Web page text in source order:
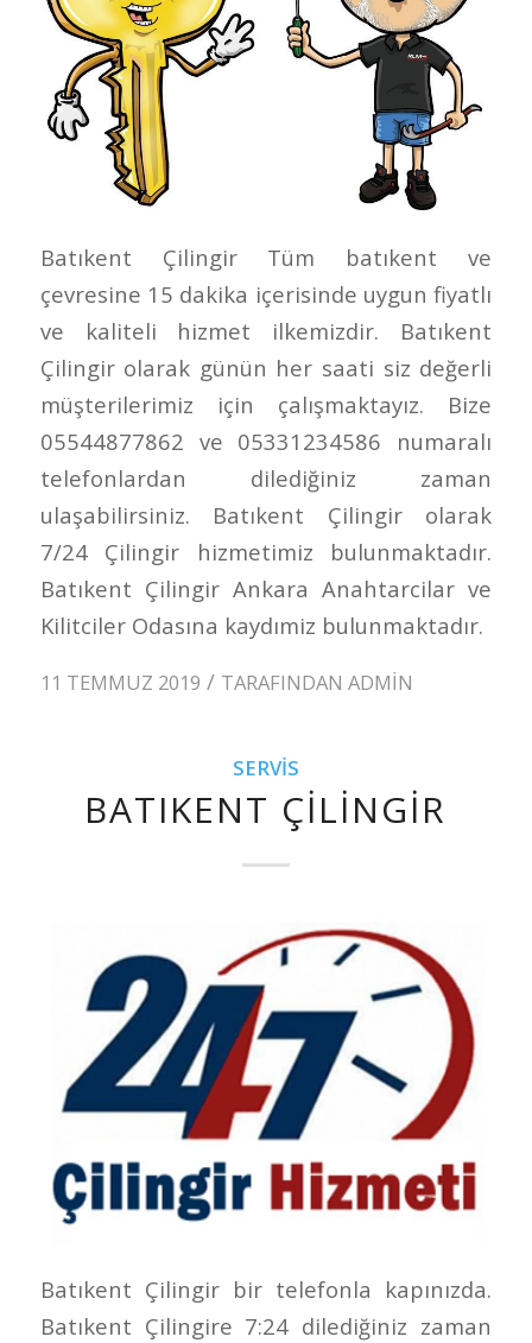
Batıkent Çilingir Tüm batıkent ve
çevresine 15 dakika içerisinde uygun fiyatlı
ve kaliteli hizmet ilkemizdir. Batıkent
Çilingir olarak günün her saati siz değerli
müşterilerimiz için çalışmaktayız. Bize
05544877862 ve 05331234586 numaralı
telefonlardan dilediğiniz zaman
ulaşabilirsiniz. Batıkent Çilingir olarak
7/24 Çilingir hizmetimiz bulunmaktadır.
Batıkent Çilingir Ankara Anahtarcilar ve
Kilitciler Odasına kaydımiz bulunmaktadır.
11 TEMMUZ 2019 / TARAFINDAN ADMIN
SERVIS
BATIKENT ÇILINGIR
Batıkent Çilingir bir telefonla kapınızda.
Batıkent Çilingire 7:24 dilediğiniz zaman